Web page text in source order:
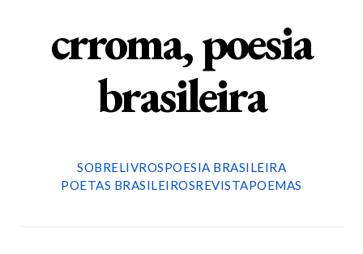
crroma, poesia
brasileira
SOBRELIVROSPOESIA BRASILEIRA
POETAS BRASILEIROSREVISTAPOEMAS